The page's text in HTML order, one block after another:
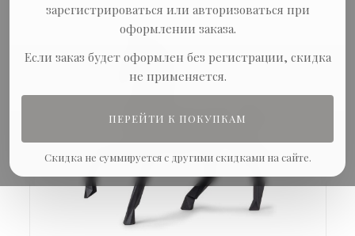
зарегистрироваться или авторизоваться при
оформлении заказа.
Если заказ будет оформлен без регистрации, скидка
не применяется.
ПЕРЕЙТИ К ПОКУПКАМ
Скидка не суммируется с другими скидками на сайте.